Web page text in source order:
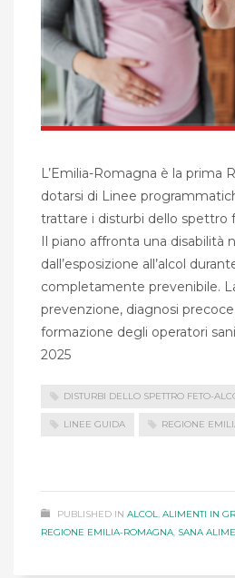
L’Emilia-Romagna è la prima
dotarsi di Linee
trattare i disturbi dello spettro
Il piano affronta una disabilità
dall’esposizione all’alcol
completamente prevenibile.
prevenzione, diagnosi
formazione degli operatori
2025
DISTURBI DELLO SPETTRO FETO-
LINEE GUIDA REGIONE
PUBLISHED IN ALCOL, ALIMENTI IN
REGIONE EMILIA-ROMAGNA, SANA